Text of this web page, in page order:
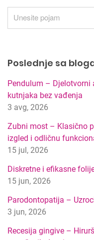
Poslednje sa
Pendulum – Djelotvorni
kutnjaka bez vađenja
3 avg, 2026
Zubni most – Klasično
izgled i odličnu
15 jul, 2026
Diskretne i efikasne
15 jun, 2026
Parodontopatija –
3 jun, 2026
Recesija gingive –